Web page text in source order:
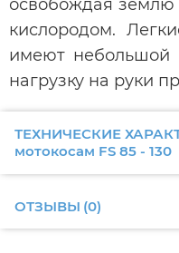
освобождая землю
кислородом.
имеют небольшой
нагрузку на руки
ТЕХНИЧЕСКИЕ
мотокосам FS 85 - 130
ОТЗЫВЫ (0)